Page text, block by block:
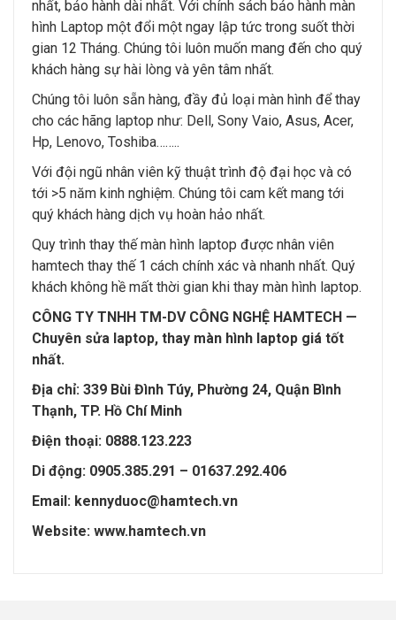
nhất, bảo hành dài nhất. Với chính sách bảo hành màn
hình Laptop một đổi một ngay lập tức trong suốt thời
gian 12 Tháng. Chúng tôi luôn muốn mang đến cho quý
khách hàng sự hài lòng và yên tâm nhất.
Chúng tôi luôn sẵn hàng, đầy đủ loại màn hình để thay
cho các hãng laptop như: Dell, Sony Vaio, Asus, Acer,
Hp, Lenovo, Toshiba……..
Với đội ngũ nhân viên kỹ thuật trình độ đại học và có
tới >5 năm kinh nghiệm. Chúng tôi cam kết mang tới
quý khách hàng dịch vụ hoàn hảo nhất.
Quy trình thay thế màn hình laptop được nhân viên
hamtech thay thế 1 cách chính xác và nhanh nhất. Quý
khách không hề mất thời gian khi thay màn hình laptop.
CÔNG TY TNHH TM-DV CÔNG NGHỆ HAMTECH —
Chuyên sửa laptop, thay màn hình laptop giá tốt
nhất.
Địa chỉ: 339 Bùi Đình Túy, Phường 24, Quận Bình
Thạnh, TP. Hồ Chí Minh
Điện thoại: 0888.123.223
Di động: 0905.385.291 – 01637.292.406
Email: kennyduoc@hamtech.vn
Website: www.hamtech.vn